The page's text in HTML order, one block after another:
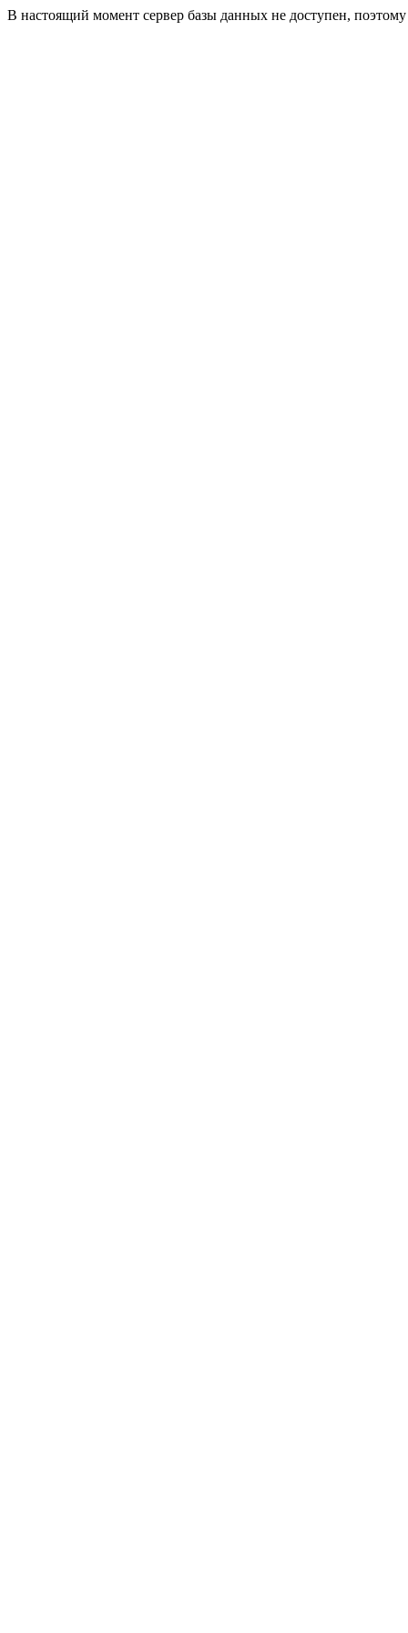
В настоящий момент сервер базы данных не доступен,